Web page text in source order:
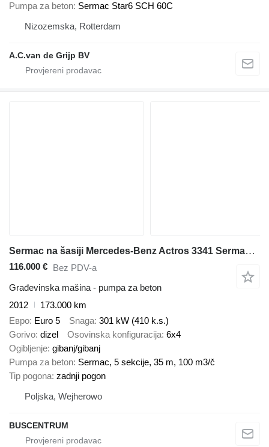
Pumpa za beton Sermac Star6 SCH 60C
Nizozemska, Rotterdam
A.C.van de Grijp BV
Sermac na šasiji Mercedes-Benz Actros 3341 Sermac 35-5 m 5Z35
116.000 € Bez PDV-a
Građevinska mašina - pumpa za beton
2012
173.000 km
Евро Euro 5 Snaga 301 kW (410 k.s.)
Gorivo dizel Osovinska konfiguracija 6x4
Ogibljenje gibanj/gibanj
Pumpa za beton Sermac, 5 sekcije, 35 m, 100 m3/č
Tip pogona zadnji pogon
Poljska, Wejherowo
BUSCENTRUM